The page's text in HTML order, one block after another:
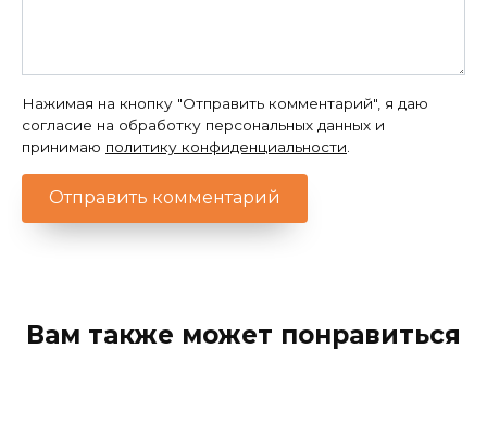
Нажимая на кнопку "Отправить комментарий", я даю
согласие на обработку персональных данных и
принимаю политику конфиденциальности
Вам также может понравиться